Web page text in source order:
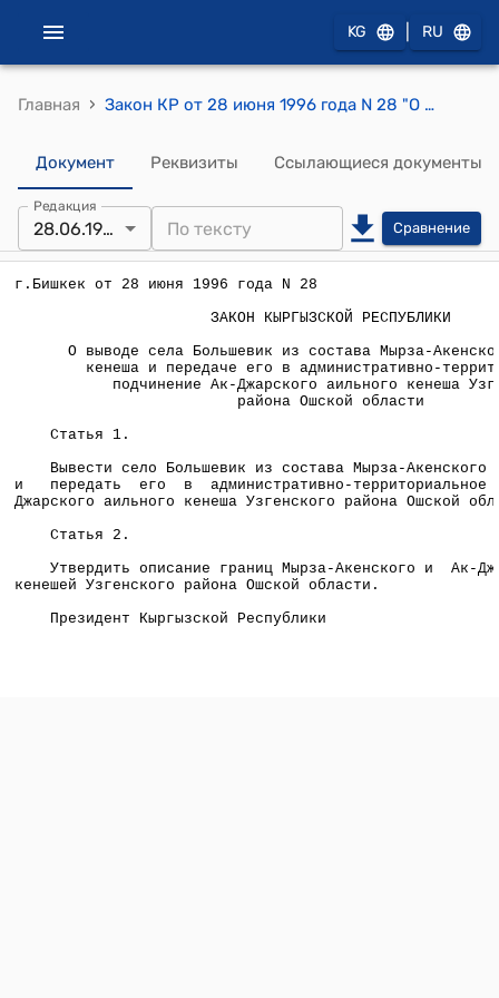
KG RU
Главная › Закон КР от 28 июня 1996 года N 28 "О выводе села Большевик из состава Мырза-Акенского аильного кенеша и передаче его в административно-территориальное подчинение Ак-Джарского аильного кенеша Узгенкого района Ошской области"
Документ Реквизиты Ссылающиеся документы
Редакция
28.06.1996 Сравнение